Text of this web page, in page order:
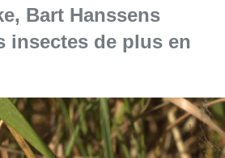
Bart Hanssens
insectes de plus en